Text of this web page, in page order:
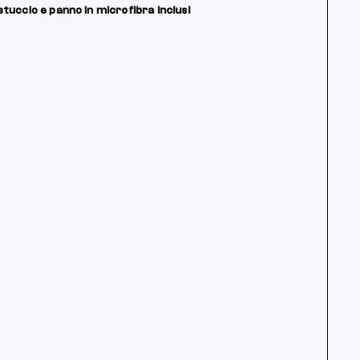
e panno in microfibra inclusi